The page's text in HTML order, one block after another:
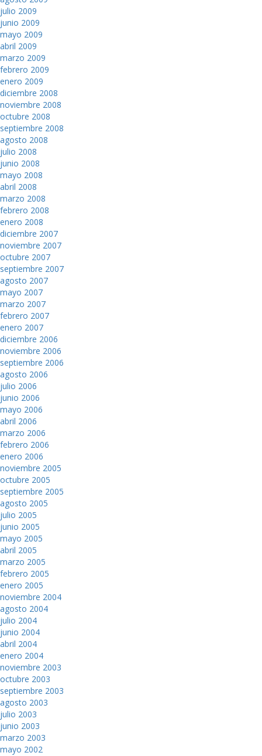
julio 2009
junio 2009
mayo 2009
abril 2009
marzo 2009
febrero 2009
enero 2009
diciembre 2008
noviembre 2008
octubre 2008
septiembre 2008
agosto 2008
julio 2008
junio 2008
mayo 2008
abril 2008
marzo 2008
febrero 2008
enero 2008
diciembre 2007
noviembre 2007
octubre 2007
septiembre 2007
agosto 2007
mayo 2007
marzo 2007
febrero 2007
enero 2007
diciembre 2006
noviembre 2006
septiembre 2006
agosto 2006
julio 2006
junio 2006
mayo 2006
abril 2006
marzo 2006
febrero 2006
enero 2006
noviembre 2005
octubre 2005
septiembre 2005
agosto 2005
julio 2005
junio 2005
mayo 2005
abril 2005
marzo 2005
febrero 2005
enero 2005
noviembre 2004
agosto 2004
julio 2004
junio 2004
abril 2004
enero 2004
noviembre 2003
octubre 2003
septiembre 2003
agosto 2003
julio 2003
junio 2003
marzo 2003
mayo 2002